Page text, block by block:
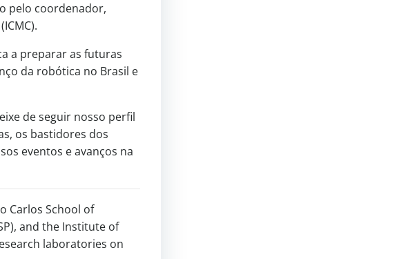
pelo coordenador,
a preparar as futuras
da robótica no Brasil e
de seguir nosso perfil
os bastidores dos
eventos e avanços na
Carlos School of
and the Institute of
laboratories on